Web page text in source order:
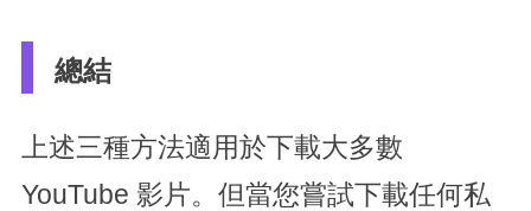
總結
上述三種方法適用於下載大多數
YouTube 影片。但當您嘗試下載任何私